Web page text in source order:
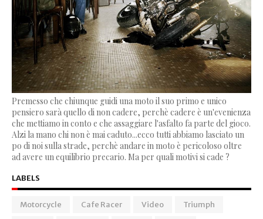
Premesso che chiunque guidi una moto il suo primo e unico
pensiero sarà quello di non cadere, perchè cadere è un'evenienza
che mettiamo in conto e che assaggiare l'asfalto fa parte del gioco.
Alzi la mano chi non è mai caduto...ecco tutti abbiamo lasciato un
po di noi sulla strade, perchè andare in moto è pericoloso oltre
ad avere un equilibrio precario. Ma per quali motivi si cade ?
LABELS
Motorcycle Cafe Racer Video
Triumph